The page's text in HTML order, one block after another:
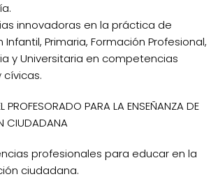
innovadoras en la práctica de
Infantil, Primaria, Formación Profesional,
y Universitaria en competencias
cívicas.
PROFESORADO PARA LA ENSEÑANZA DE
CIUDADANA
profesionales para educar en la
ciudadana.